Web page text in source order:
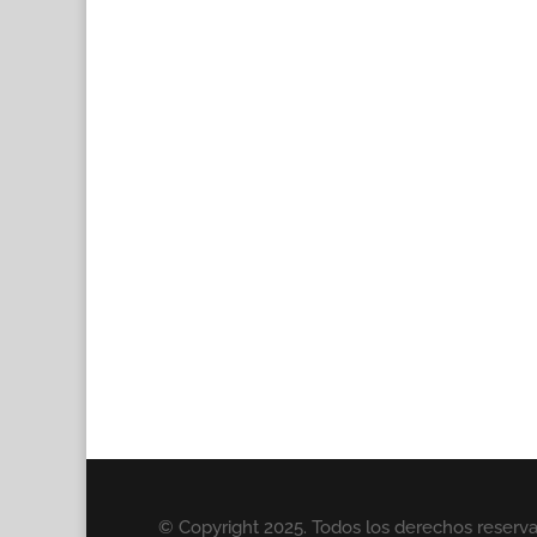
© Copyright 2025. Todos los derechos